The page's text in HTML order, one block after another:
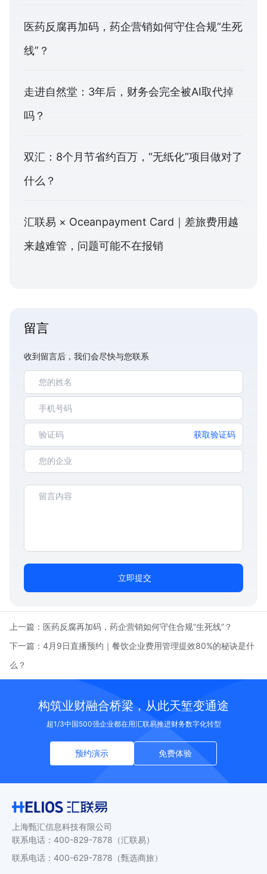
医药反腐再加码，药企营销如何守住合规“生死
线”？
走进自然堂：3年后，财务会完全被AI取代掉
吗？
双汇：8个月节省约百万，“无纸化”项目做对了
什么？
汇联易 × Oceanpayment Card｜差旅费用越
来越难管，问题可能不在报销
留言
收到留言后，我们会尽快与您联系
获取验证码
立即提交
上一篇： 医药反腐再加码，药企营销如何守住合规“生死线”？
下一篇： 4月9日直播预约｜餐饮企业费用管理提效80%的秘诀是什
么？
构筑业财融合桥梁，从此天堑变通途
超1/3中国500强企业都在用汇联易推进财务数字化转型
预约演示 免费体验
上海甄汇信息科技有限公司
联系电话 ： 400-829-7878 （汇联易）
联系电话 ： 400-629-7878 （甄选商旅）